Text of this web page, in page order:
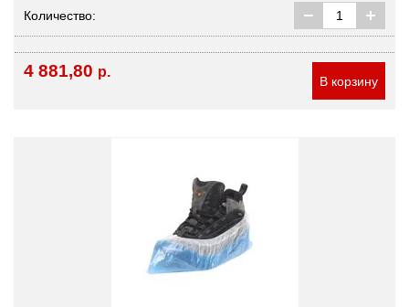
Количество:
4 881,80 р.
В корзину